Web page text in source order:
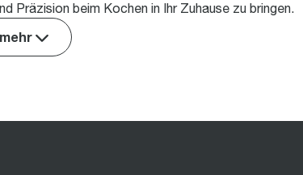
Präzision beim Kochen in Ihr Zuhause zu bringen.